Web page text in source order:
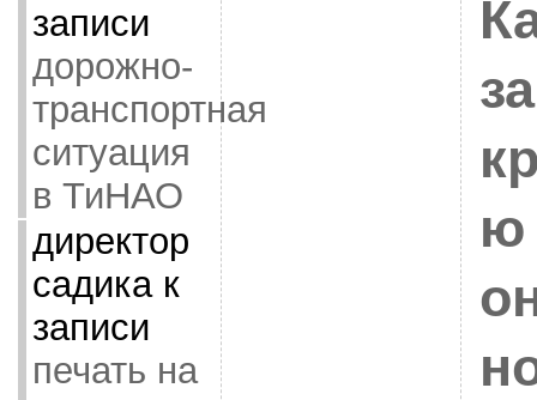
записи
дорожно-
транспортная
ситуация
в ТиНАО
директор
садикак
записи
печать на
ю